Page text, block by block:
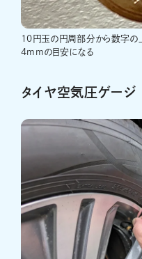
10円玉の円周部分から数字の
4mmの目安になる
タイヤ空気圧ゲージ